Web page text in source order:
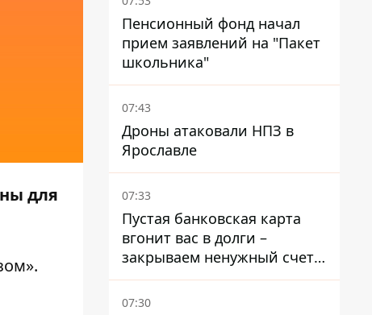
для
.
Пенсионный фонд начал
прием заявлений на "Пакет
школьника"
07:43
Дроны атаковали НПЗ в
Ярославле
07:33
Пустая банковская карта
вгонит вас в долги –
закрываем ненужный счет
правильно
07:30